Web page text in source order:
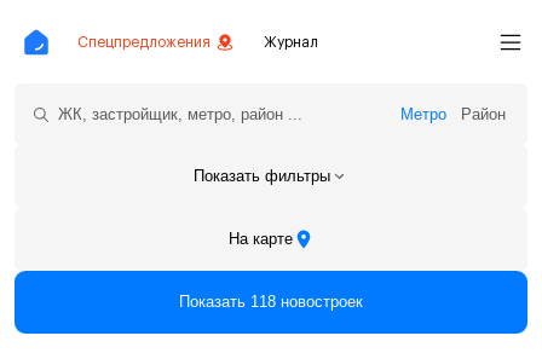
Спецпредложения Журнал
Метро Район
Показать фильтры
На карте
Показать 118 новостроек